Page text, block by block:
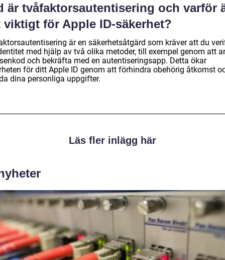
är tvåfaktorsautentisering och varför
viktigt för Apple ID-säkerhet?
är en säkerhetsåtgärd som kräver att du
med hjälp av två olika metoder, till exempel genom att
och bekräfta med en autentiseringsapp. Detta ökar
för ditt Apple ID genom att förhindra obehörig åtkomst
dina personliga uppgifter.
Läs fler inlägg här